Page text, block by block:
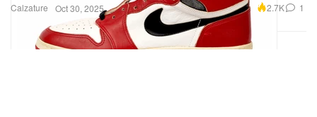
Calzature Oct 30, 2025 2.7K 1